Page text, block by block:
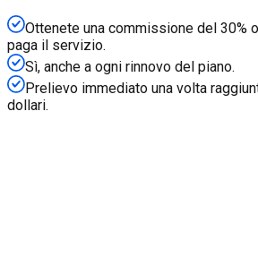
Ottenete una commissione del 30%
paga il servizio.
Sì, anche a ogni rinnovo del piano.
Prelievo immediato una volta
dollari.